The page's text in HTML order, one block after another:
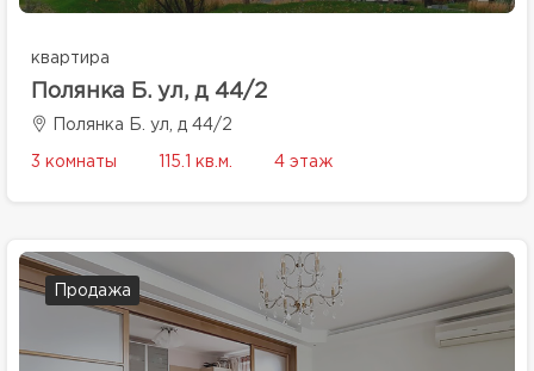
квартира
Полянка Б. ул, д 44/2
Полянка Б. ул, д 44/2
3 комнаты 115.1 кв.м. 4 этаж
Продажа